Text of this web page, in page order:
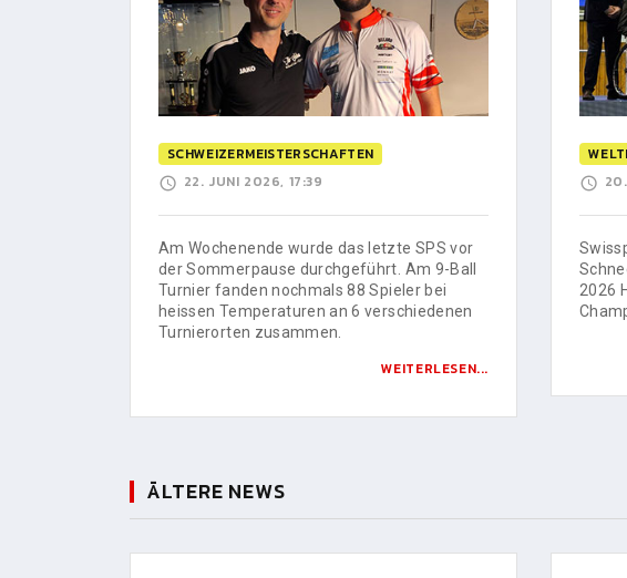
SCHWEIZERMEISTERSCHAFTEN
22. JUNI 2026, 17:39
Am Wochenende wurde das letzte SPS vor
der Sommerpause durchgeführt. Am 9-Ball
Turnier fanden nochmals 88 Spieler bei
heissen Temperaturen an 6 verschiedenen
Turnierorten zusammen.
WEITERLESEN...
2026
ÄLTERE NEWS